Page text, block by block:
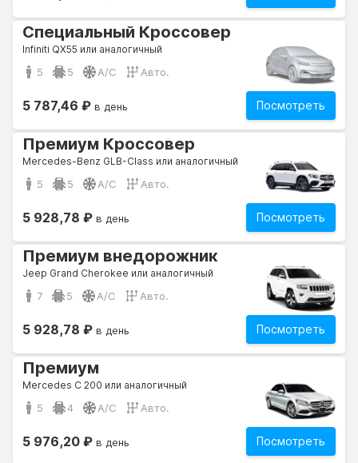
Специальный Кроссовер
Infiniti QX55 или аналогичный
5 5 A/C Авто.
Посмотреть
5 787,46 ₽ в день
Премиум Кроссовер
Mercedes-Benz GLB-Class или аналогичный
5 5 A/C Авто.
Посмотреть
5 928,78 ₽ в день
Премиум внедорожник
Jeep Grand Cherokee или аналогичный
7 5 A/C Авто.
Посмотреть
5 928,78 ₽ в день
Премиум
Mercedes C 200 или аналогичный
5 4 A/C Авто.
Посмотреть
5 976,20 ₽ в день